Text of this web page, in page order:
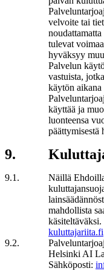
velvoite tai
tulevat
hyväksyy
Palvelun
vastuista,
käytön
käyttää ja
luonteensa
päättymisestä
9.
9.1.
Näillä
mahdollista
käsiteltäväksi.
kuluttajariita.fi
9.2.
Helsinki AI
Sähköposti: